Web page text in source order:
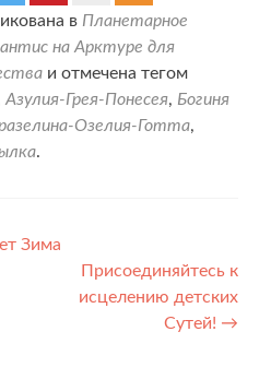
в Планетарное
на Арктуре для
и отмечена тегом
Азулия-Грея-Понесея, Богиня
Озелия-Готта,
.
Зима
Присоединяйтесь к
исцелению детских
Сутей! →